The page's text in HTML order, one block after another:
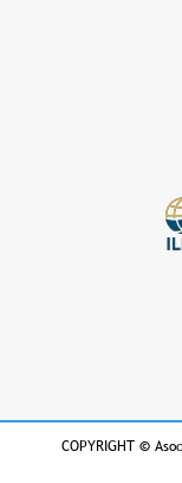
COPYRIGHT ©